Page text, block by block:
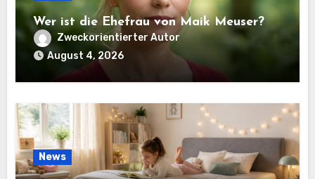
Wer ist die Ehefrau von Maik Meuser?
Zweckorientierter Autor
August 4, 2026
News